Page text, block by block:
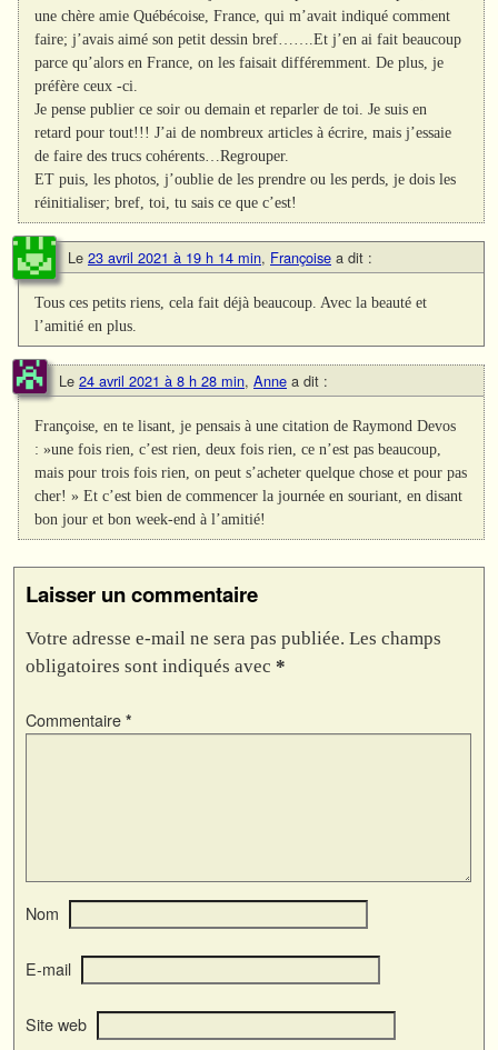
une chère amie Québécoise, France, qui m’avait indiqué comment
faire; j’avais aimé son petit dessin bref…….Et j’en ai fait beaucoup
parce qu’alors en France, on les faisait différemment. De plus, je
préfère ceux -ci.
Je pense publier ce soir ou demain et reparler de toi. Je suis en
retard pour tout!!! J’ai de nombreux articles à écrire, mais j’essaie
de faire des trucs cohérents…Regrouper.
ET puis, les photos, j’oublie de les prendre ou les perds, je dois les
réinitialiser; bref, toi, tu sais ce que c’est!
Le 23 avril 2021 à 19 h 14 min, Françoise a dit :
Tous ces petits riens, cela fait déjà beaucoup. Avec la beauté et
l’amitié en plus.
Le 24 avril 2021 à 8 h 28 min, Anne a dit :
Françoise, en te lisant, je pensais à une citation de Raymond Devos
: »une fois rien, c’est rien, deux fois rien, ce n’est pas beaucoup,
mais pour trois fois rien, on peut s’acheter quelque chose et pour pas
cher! » Et c’est bien de commencer la journée en souriant, en disant
bon jour et bon week-end à l’amitié!
Laisser un commentaire
Votre adresse e-mail ne sera pas publiée. Les champs
obligatoires sont indiqués avec *
Commentaire *
Nom
E-mail
Site web